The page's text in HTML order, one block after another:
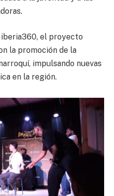
el proyecto
la promoción de la
impulsando nuevas
en la región.